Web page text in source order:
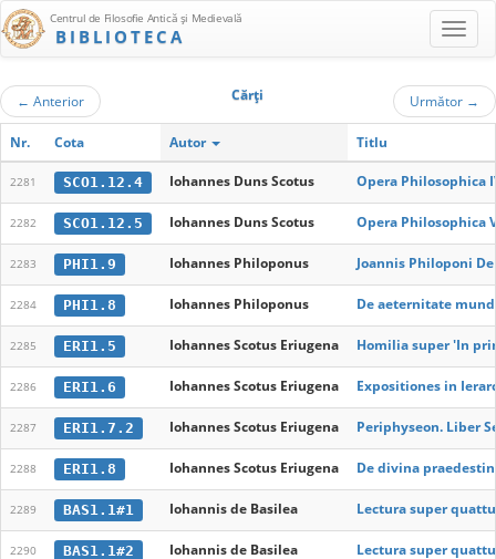
Centrul de Filosofie Antică şi Medievală
BIBLIOTECA
← Anterior Cărţi Următor →
Nr. Cota Autor Titlu
2281 SCO1.12.4 Iohannes Duns Scotus Opera Philosophica
2282 SCO1.12.5 Iohannes Duns Scotus Opera Philosophica
2283 PHI1.9 Iohannes Philoponus Joannis Philoponi
2284 PHI1.8 Iohannes Philoponus De aeternitate
2285 ERI1.5 Iohannes Scotus Eriugena Homilia super 'In
2286 ERI1.6 Iohannes Scotus Eriugena Expositiones in
2287 ERI1.7.2 Iohannes Scotus Eriugena Periphyseon. Liber
2288 ERI1.8 Iohannes Scotus Eriugena De divina
2289 BAS1.1#1 Iohannis de Basilea Lectura super
2290 BAS1.1#2 Iohannis de Basilea Lectura super